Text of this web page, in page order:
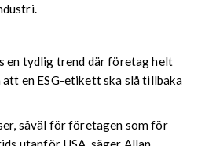
en tydlig trend där företag helt
att en ESG-etikett ska slå tillbaka
såväl för företagen som för